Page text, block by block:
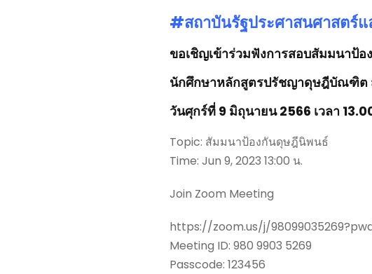
#สถาบันรัฐประศาสนศาสตร์
ขอเชิญเข้าร่วมฟังการสอบสัมมนาป้
นักศึกษาหลักสูตรปรัชญาดุษฎีบัณฑิต
วันศุกร์ที่ 9 มิถุนายน 2566 เวลา
Topic: สัมมนาป้องกันดุษฎีนิพนธ์
Time: Jun 9, 2023 13:00 น.
Join Zoom Meeting
https://zoom.us/j/
Meeting ID: 980 9903 5269
Passcode: 123456